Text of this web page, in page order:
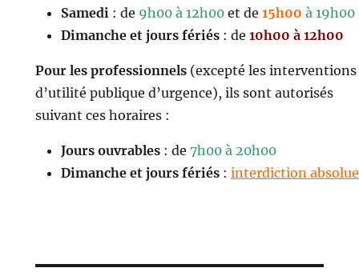
Samedi: de 9h00 à 12h00et de 15h00 à 19h00
Dimanche et jours fériés: de 10h00 à 12h00
Pour les professionnels(excepté les interventions
d’utilité publique d’urgence), ils sont autorisés
suivant ces horaires :
Jours ouvrables: de 7h00 à 20h00
Dimanche et jours fériés: interdiction absolue